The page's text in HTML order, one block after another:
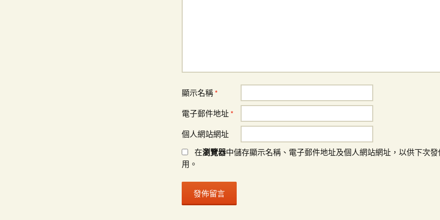
顯示名稱 *
電子郵件地址 *
個人網站網址
在瀏覽器中儲存顯示名稱、電子郵件地址及個人網站網址，以供下次
用。